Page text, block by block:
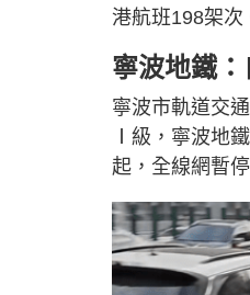
港航班198架次
寧波地鐵
寧波市軌道交
Ⅰ級，寧波地
起，全線網暫